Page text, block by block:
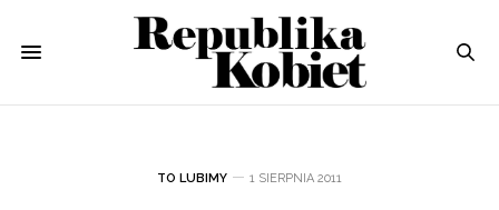
TO LUBIMY 1 SIERPNIA 2011